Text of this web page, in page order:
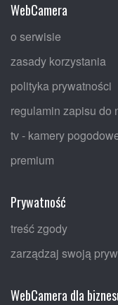
WebCamera
o serwisie
zasady korzystania
polityka prywatności
regulamin zapisu do
tv - kamery
premium
Prywatność
treść zgody
zarządzaj swoją
WebCamera dla